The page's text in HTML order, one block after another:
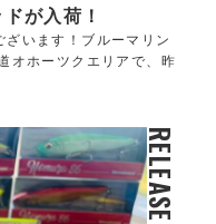
が入荷！
います！ブルーマリン
オホーツクエリアで、昨
RELEASE